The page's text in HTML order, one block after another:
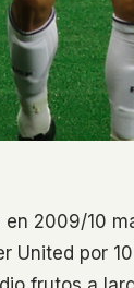
2009/10
United por